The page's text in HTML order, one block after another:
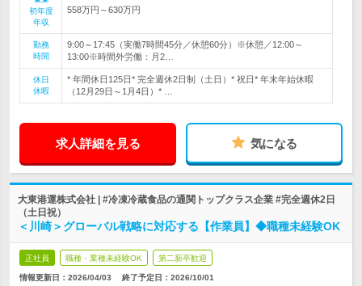
初年度
年収
558万円～630万円
勤務
時間
9:00～17:45（実働7時間45分／休憩60分）※休憩／12:00～
13:00※時間外労働：月2…
休日
休暇
* 年間休日125日* 完全週休2日制（土日）* 祝日* 年末年始休暇
（12月29日～1月4日）* …
求人詳細を見る 気になる
大東港運株式会社 | #冷凍冷蔵食品の通関トップクラス企業 #完全週休2日
（土日祝）
＜川崎＞グローバル戦略に対応する【作業員】◆職種未経験OK
正社員 職種・業種未経験OK 第二新卒歓迎
情報更新日：2026/04/03 終了予定日： 2026/10/01